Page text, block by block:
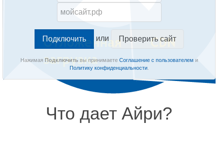
или Проверить сайт
Нажимая Подключитьвы принимаете Соглашение с пользователем и
Политику конфиденциальности.
Что дает Айри?